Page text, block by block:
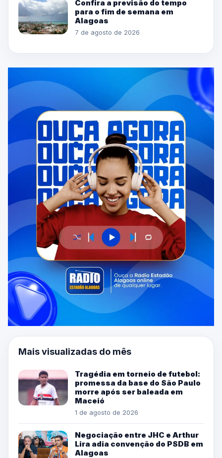
Confira a previsão do tempo
para o fim de semana em
Alagoas
7 de agosto de 2026
Mais visualizadas do mês
Tragédia em torneio de futebol:
promessa da base do São Paulo
morre após ser baleada em
Maceió
1 de agosto de 2026
Negociação entre JHC e Arthur
Lira adia convenção do PSDB em
Alagoas